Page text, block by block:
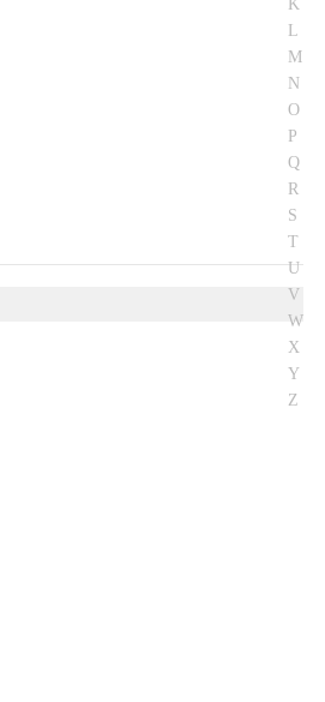
L
M
N
O
P
Q
R
S
T
U
V
W
X
Y
Z